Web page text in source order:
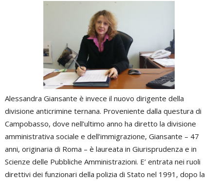
Alessandra Giansante è invece il nuovo dirigente della
divisione anticrimine ternana. Proveniente dalla questura di
Campobasso, dove nell’ultimo anno ha diretto la divisione
amministrativa sociale e dell’immigrazione, Giansante – 47
anni, originaria di Roma – è laureata in Giurisprudenza e in
Scienze delle Pubbliche Amministrazioni. E’ entrata nei ruoli
direttivi dei funzionari della polizia di Stato nel 1991, dopo la